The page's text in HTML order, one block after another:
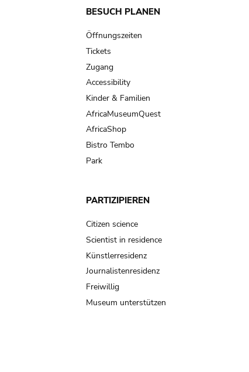
Main
navigation
BESUCH PLANEN
Öffnungszeiten
Tickets
Zugang
Accessibility
Kinder & Familien
AfricaMuseumQuest
AfricaShop
Bistro Tembo
Park
PARTIZIPIEREN
Citizen science
Scientist in residence
Künstlerresidenz
Journalistenresidenz
Freiwillig
Museum unterstützen